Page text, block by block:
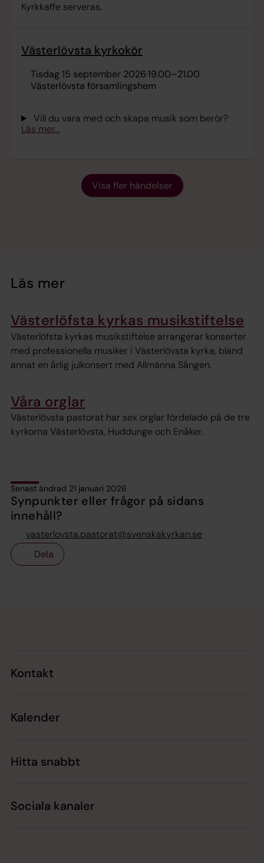
Kyrkkaffe serveras.
Västerlövsta kyrkokör
tisdag 15 september 2026·19.00–21.00
Västerlövsta församlingshem
Vill du vara med och skapa musik som berör?
Läs mer...
Visa fler händelser
Läs mer
Västerlöfsta kyrkas musikstiftelse
Västerlöfsta kyrkas musikstiftelse arrangerar konserter
med professionella musiker i Västerlövsta kyrka, bland
annat en årlig julkonsert med Allmänna Sången.
Våra orglar
Västerlövsta pastorat har sex orglar fördelade på de tre
kyrkorna Västerlövsta, Huddunge och Enåker.
Senast ändrad 21 januari 2026
Synpunkter eller frågor på sidans
innehåll?
vasterlovsta.pastorat@svenskakyrkan.se
Dela
Kontakt
Kalender
Hitta snabbt
Sociala kanaler